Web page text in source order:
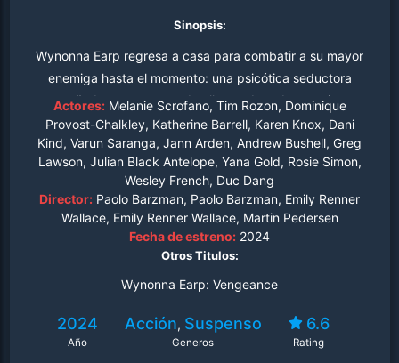
Sinopsis:
Wynonna Earp regresa a casa para combatir a su mayor
enemiga hasta el momento: una psicótica seductora
empeñada en vengarse de ella… y de todos a quienes
ama.
Actores: Melanie Scrofano, Tim Rozon, Dominique
Provost-Chalkley, Katherine Barrell, Karen Knox, Dani
Kind, Varun Saranga, Jann Arden, Andrew Bushell, Greg
Lawson, Julian Black Antelope, Yana Gold, Rosie Simon,
Wesley French, Duc Dang
Director: Paolo Barzman, Paolo Barzman, Emily Renner
Wallace, Emily Renner Wallace, Martin Pedersen
Fecha de estreno: 2024
Otros Titulos:
Wynonna Earp: Vengeance
2024
Año
Acción, Suspenso
Generos
6.6
Rating